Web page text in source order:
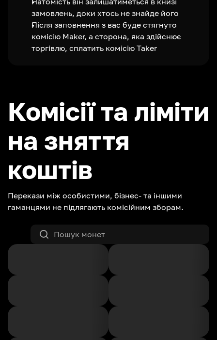
замовлень, доки хтось не знайде його
Після заповнення з вас буде стягнуто
комісію Maker, а сторона, яка здійснює
торгівлю, сплатить комісію Taker
Комісії та ліміти
на зняття
коштів
Перекази між особистими, бізнес- та іншими
гаманцями не підлягають комісійним зборам.